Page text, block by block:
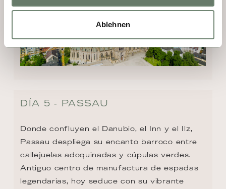
Ablehnen
DÍA 5 - PASSAU
Donde confluyen el Danubio, el Inn y el Ilz,
Passau despliega su encanto barroco entre
callejuelas adoquinadas y cúpulas verdes.
Antiguo centro de manufactura de espadas
legendarias, hoy seduce con su vibrante